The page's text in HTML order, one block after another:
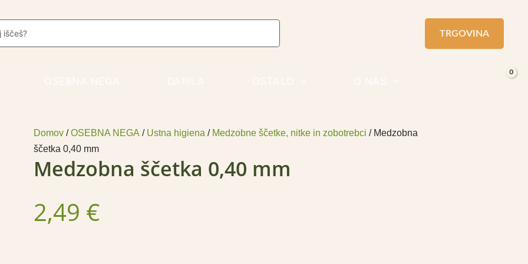
TRGOVINA
Domov/OSEBNA NEGA / Ustna higiena / Medzobne ščetke, nitke in zobotrebci / Medzobna
ščetka 0,40 mm
Medzobna ščetka 0,40 mm
2,49 €